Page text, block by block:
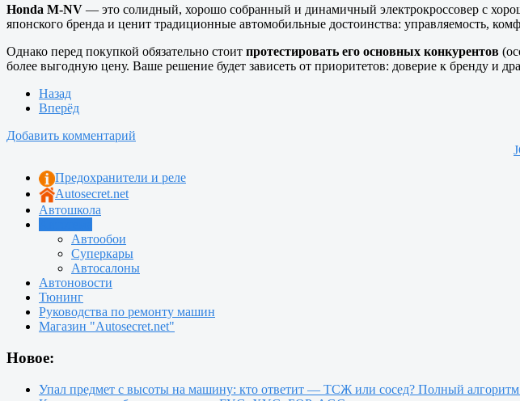
Honda M-NV — это солидный, хорошо собранный и динамичный электрокроссовер с
японского бренда и ценит традиционные автомобильные достоинства: управляемость,
Однако перед покупкой обязательно стоит протестировать его основных конкурентов
более выгодную цену. Ваше решение будет зависеть от приоритетов: доверие к бренду и
Назад
Вперёд
Добавить комментарий
Предохранители и реле
Autosecret.net
Автошкола
Автообои
Суперкары
Автосалоны
Автоновости
Тюнинг
Руководства по ремонту машин
Магазин "Autosecret.net"
Новое:
Упал предмет с высоты на машину: кто ответит — ТСЖ или сосед? Полный алгоритм